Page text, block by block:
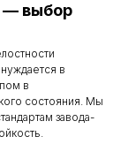
— выбор
в
в
состояния. Мы
завода-